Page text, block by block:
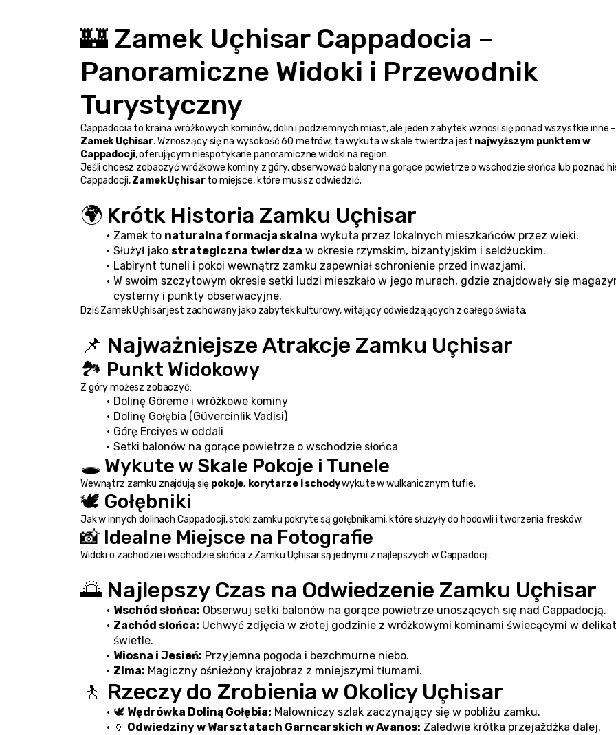
🏰 Zamek Uçhisar Cappadocia –
Panoramiczne Widoki i Przewodnik
Turystyczny
Zamek Uçhisar. Wznoszący się na wysokość 60 metrów, ta wykuta w skale twierdza jest najwyższym punktem w
Cappadocji, oferującym niespotykane panoramiczne widoki na region.
Jeśli chcesz zobaczyć wróżkowe kominy z góry, obserwować balony na gorące powietrze o wschodzie słońca lub poznać
Cappadocji, Zamek Uçhisar to miejsce, które musisz odwiedzić.
🌍 Krótk Historia Zamku Uçhisar
Zamek to naturalna formacja skalna wykuta przez lokalnych mieszkańców przez wieki.
Służył jako strategiczna twierdza w okresie rzymskim, bizantyjskim i seldżuckim.
Labirynt tuneli i pokoi wewnątrz zamku zapewniał schronienie przed inwazjami.
W swoim szczytowym okresie setki ludzi mieszkało w jego murach, gdzie znajdowały się
cysterny i punkty obserwacyjne.
Dziś Zamek Uçhisar jest zachowany jako zabytek kulturowy, witający odwiedzających z całego świata.
📌 Najważniejsze Atrakcje Zamku Uçhisar
🏞️ Punkt Widokowy
Z góry możesz zobaczyć:
Dolinę Göreme i wróżkowe kominy
Dolinę Gołębia (Güvercinlik Vadisi)
Górę Erciyes w oddali
Setki balonów na gorące powietrze o wschodzie słońca
🕳️ Wykute w Skale Pokoje i Tunele
Wewnątrz zamku znajdują się pokoje, korytarze i schody wykute w wulkanicznym tufie.
🕊️ Gołębniki
Jak w innych dolinach Cappadocji, stoki zamku pokryte są gołębnikami, które służyły do hodowli i tworzenia fresków.
📸 Idealne Miejsce na Fotografie
Widoki o zachodzie i wschodzie słońca z Zamku Uçhisar są jednymi z najlepszych w Cappadocji.
🌅 Najlepszy Czas na Odwiedzenie Zamku Uçhisar
Wschód słońca: Obserwuj setki balonów na gorące powietrze unoszących się nad Cappadocją.
Zachód słońca: Uchwyć zdjęcia w złotej godzinie z wróżkowymi kominami świecącymi w
świetle.
Wiosna i Jesień: Przyjemna pogoda i bezchmurne niebo.
Zima: Magiczny ośnieżony krajobraz z mniejszymi tłumami.
🚶 Rzeczy do Zrobienia w Okolicy Uçhisar
🕊️ Wędrówka Doliną Gołębia: Malowniczy szlak zaczynający się w pobliżu zamku.
🏺 Odwiedziny w Warsztatach Garncarskich w Avanos: Zaledwie krótka przejażdżka dalej.